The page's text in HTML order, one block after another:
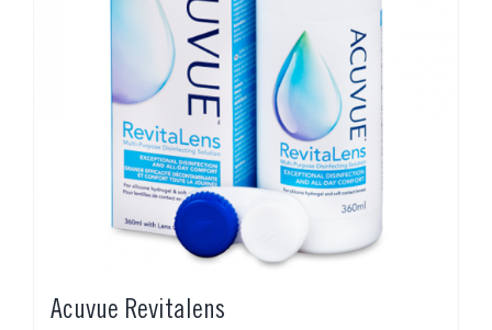
Acuvue Revitalens